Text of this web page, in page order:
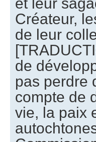
Créateur,
de leur
de
pas perdre
compte de
vie, la paix